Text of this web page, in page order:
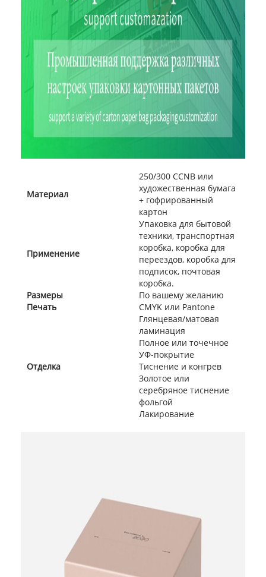
Материал
250/300 CCNB или
художественная бумага
+ гофрированный
картон
Применение
Упаковка для бытовой
техники, транспортная
коробка, коробка для
переездов, коробка для
подписок, почтовая
коробка.
Размеры
По вашему желанию
Печать
CMYK или Pantone
Отделка
Глянцевая/матовая
ламинация
Полное или точечное
УФ-покрытие
Тиснение и конгрев
Золотое или
серебряное тиснение
фольгой
Лакирование